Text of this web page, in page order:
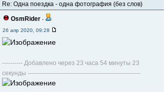
Re: Одна поездка - одна фотография (без слов)
OsmRider -
26 апр 2020, 09:28
---------- Добавлено через 23 часа 54 минуты 23
секунды -------------------------------------------------------